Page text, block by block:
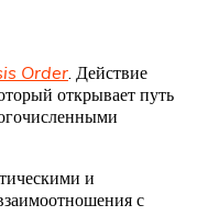
Order . Действие
открывает путь
и
с